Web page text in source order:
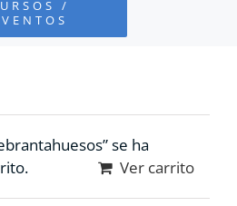
COLABORA
/
se ha
Ver carrito